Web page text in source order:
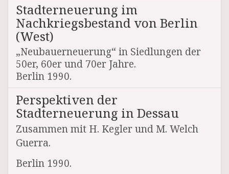
Stadterneuerung im
Nachkriegsbestand von Berlin
(West)
„Neubauerneuerung“ in Siedlungen der
50er, 60er und 70er Jahre.
Berlin 1990.
Perspektiven der
Stadterneuerung in Dessau
Zusammen mit H. Kegler und M. Welch
Guerra.
Berlin 1990.